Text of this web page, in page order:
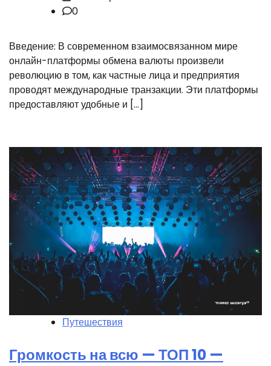
0
Введение: В современном взаимосвязанном мире
онлайн-платформы обмена валюты произвели
революцию в том, как частные лица и предприятия
проводят международные транзакции. Эти платформы
предоставляют удобные и […]
Путешествия
Громкость на всю — ТОП 10 —